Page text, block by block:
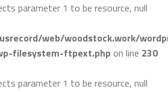
parameter 1 to be resource, null
web/woodstock.work/
filesystem-ftpext.php on line 230
parameter 1 to be resource, null